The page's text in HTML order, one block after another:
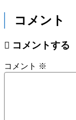
コメント
コメントする
コメント ※